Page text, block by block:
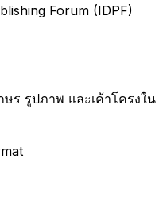
Forum (IDPF)
ร รูปภาพ และเค้าโครงใน